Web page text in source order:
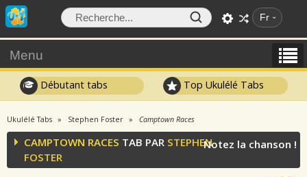
Fr
Menu
Débutant tabs Top Ukulélé Tabs
Ukulélé Tabs Stephen Foster Camptown Races
CAMPTOWN RACES TAB PAR STEPHEN
FOSTER
Notez la chanson !